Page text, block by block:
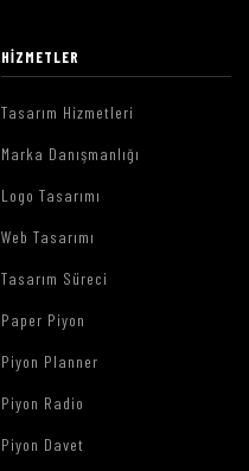
HIZMETLER
Tasarım Hizmetleri
Marka Danışmanlığı
Logo Tasarımı
Web Tasarımı
Tasarım Süreci
Paper Piyon
Piyon Planner
Piyon Radio
Piyon Davet